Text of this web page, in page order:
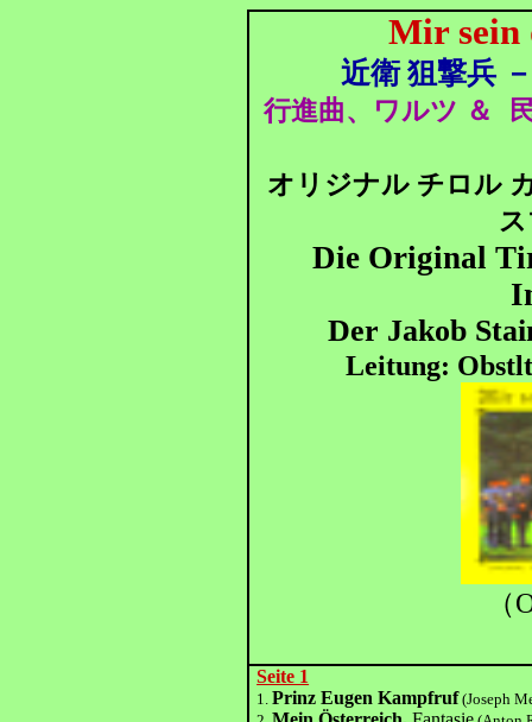
Mir sein
近衛 狙撃兵
行進曲、ワルツ ＆
オリジナル チロル
Die Original
Der Jakob
Leitung:
Seite 1
1.Prinz Eugen Kampfruf (Joseph